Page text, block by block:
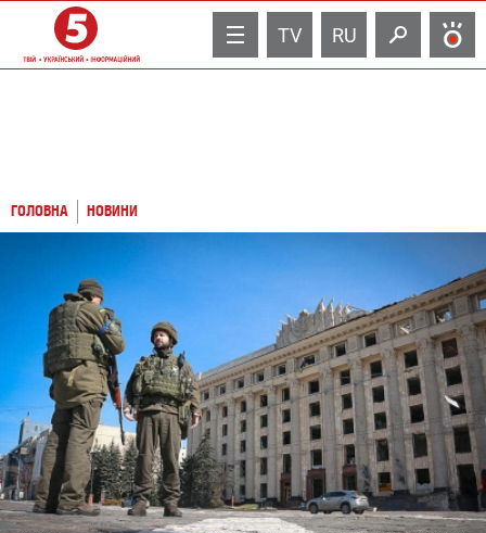
TV RU
ГОЛОВНА НОВИНИ